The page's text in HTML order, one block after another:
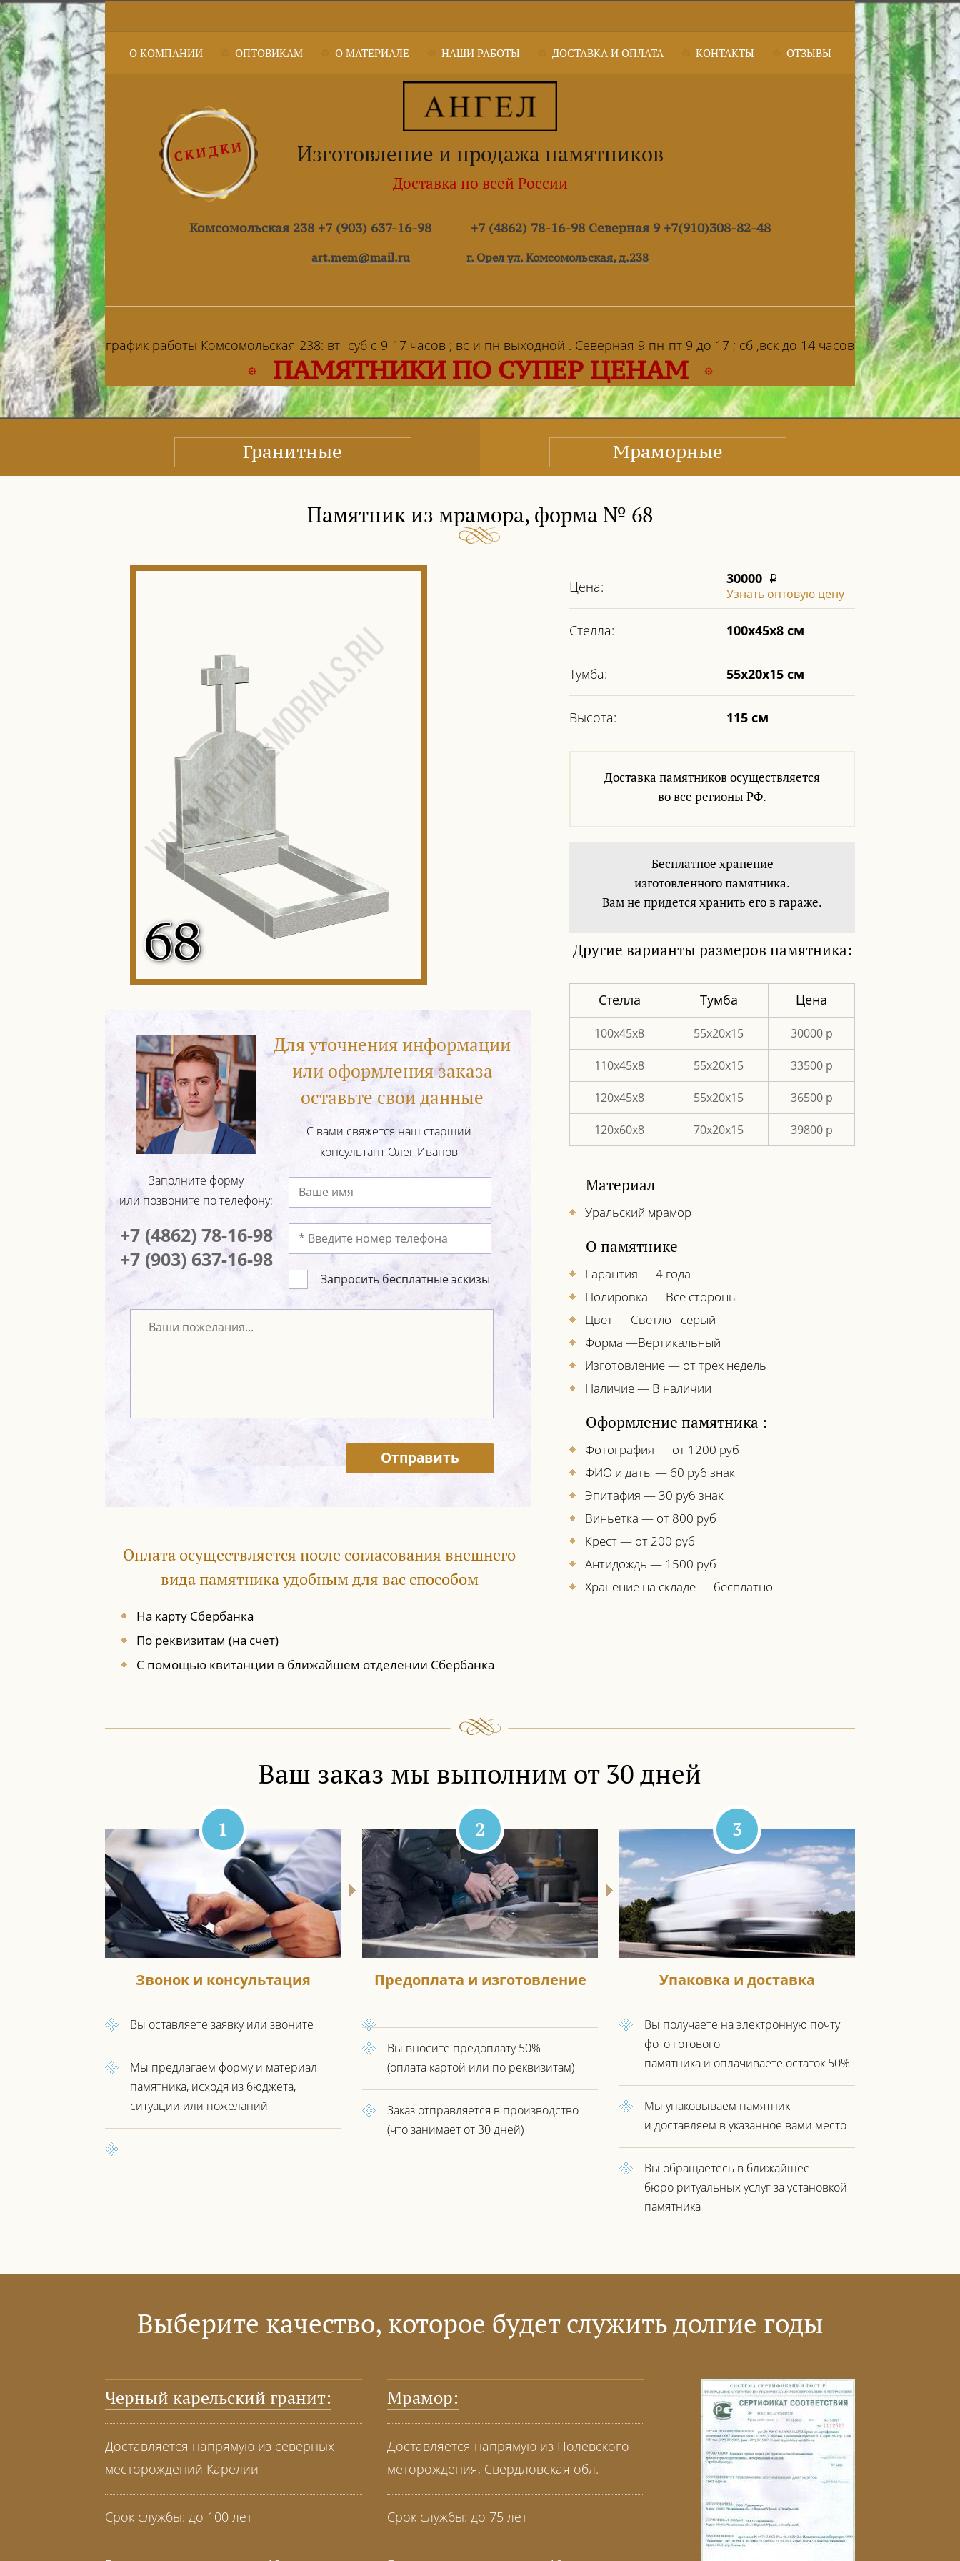
О КОМПАНИИ ОПТОВИКАМ О МАТЕРИАЛЕ НАШИ РАБОТЫ ДОСТАВКА И ОПЛАТА КОНТАКТЫ ОТЗЫВЫ
Изготовление и продажа памятников
Доставка по всей России
Комсомольская 238 +7 (903) 637-16-98 +7 (4862) 78-16-98 Северная 9 +7(910)308-82-48
art.mem@mail.ru г. Орел ул. Комсомольская, д.238
график работы Комсомольская 238: вт- суб с 9-17 часов ; вс и пн выходной . Северная 9 пн-пт 9 до 17 ; сб ,вск до 14 часов
ПАМЯТНИКИ ПО СУПЕР ЦЕНАМ
Гранитные Мраморные
Памятник из мрамора, форма № 68
Заполните форму
или позвоните по телефону:
+7 (4862) 78-16-98
+7 (903) 637-16-98
Для уточнения информации
или оформления заказа
оставьте свои данные
С вами свяжется наш старший
консультант Олег Иванов
Запросить бесплатные эскизы
Отправить
Оплата осуществляется после согласования внешнего
вида памятника удобным для вас способом
На карту Сбербанка
По реквизитам (на счет)
С помощью квитанции в ближайшем отделении Сбербанка
Цена: 30000 i
Узнать оптовую цену
Стелла: 100х45х8 см
Тумба: 55х20х15 см
Высота: 115 см
Доставка памятников осуществляется
во все регионы РФ.
Бесплатное хранение
изготовленного памятника.
Вам не придется хранить его в гараже.
Другие варианты размеров памятника:
Стелла Тумба Цена
100х45х8 55х20х15 30000 р
110х45х8 55х20х15 33500 р
120х45х8 55х20х15 36500 р
120х60х8 70х20х15 39800 р
Материал
Уральский мрамор
О памятнике
Гарантия — 4 года
Полировка — Все стороны
Цвет — Светло - серый
Форма —Вертикальный
Изготовление — от трех недель
Наличие — В наличии
Оформление памятника :
Фотография — от 1200 руб
ФИО и даты — 60 руб знак
Эпитафия — 30 руб знак
Виньетка — от 800 руб
Крест — от 200 руб
Антидождь — 1500 руб
Хранение на складе — бесплатно
Ваш заказ мы выполним от 30 дней
1
Звонок и консультация
Вы оставляете заявку или звоните
Мы предлагаем форму и материал
памятника, исходя из бюджета,
ситуации или пожеланий
2
Предоплата и изготовление
Вы вносите предоплату 50%
(оплата картой или по реквизитам)
Заказ отправляется в производство
(что занимает от 30 дней)
3
Упаковка и доставка
Вы получаете на электронную почту
фото готового
памятника и оплачиваете остаток 50%
Мы упаковываем памятник
и доставляем в указанное вами место
Вы обращаетесь в ближайшее
бюро ритуальных услуг за установкой
памятника
Выберите качество, которое будет служить долгие годы
Черный карельский гранит:
Доставляется напрямую из северных
месторождений Карелии
Срок службы: до 100 лет
Мрамор:
Доставляется напрямую из Полевского
меторождения, Свердловская обл.
Срок службы: до 75 лет